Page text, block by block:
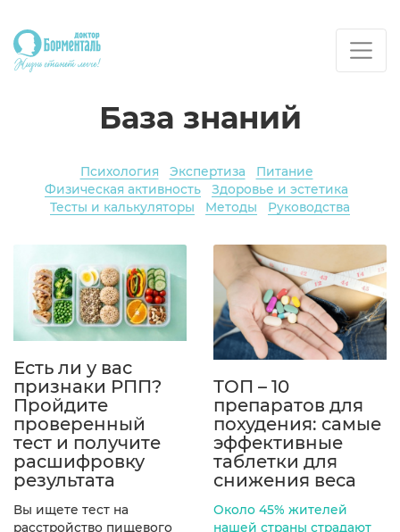
База знаний
Психология Экспертиза
Питание
Физическая активность
Здоровье и эстетика
Тесты и калькуляторы
Методы Руководства
Есть ли у вас
признаки РПП?
Пройдите
проверенный
тест и получите
расшифровку
результата
Вы ищете тест на
расстройство пищевого
ТОП – 10
препаратов для
похудения: самые
эффективные
таблетки для
снижения веса
Около 45% жителей
нашей страны страдают